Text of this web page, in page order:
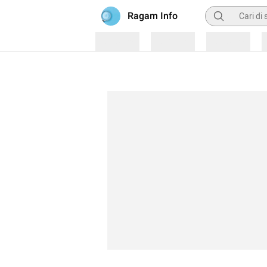
Ragam Info Pencarian